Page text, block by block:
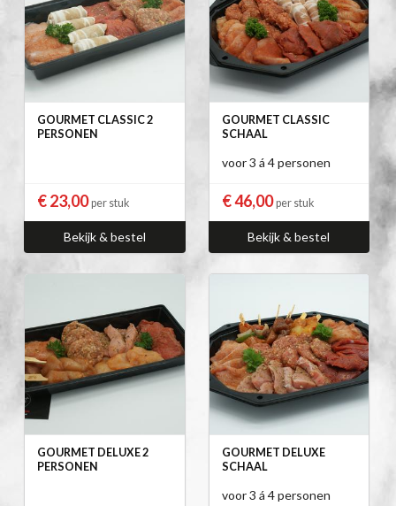
GOURMET CLASSIC 2
PERSONEN
€ 23,00per stuk
Bekijk & bestel
GOURMET CLASSIC
SCHAAL
voor 3 á 4 personen
€ 46,00per stuk
Bekijk & bestel
GOURMET DELUXE 2
PERSONEN
GOURMET DELUXE
SCHAAL
voor 3 á 4 personen